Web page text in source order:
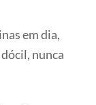
em dia,
nunca